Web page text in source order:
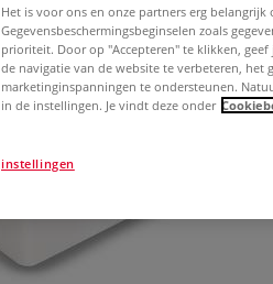
Het is voor ons en onze partners erg
Gegevensbeschermingsbeginselen zoals
prioriteit. Door op "Accepteren" te klikken,
de navigatie van de website te verbeteren, het
marketinginspanningen te ondersteunen.
in de instellingen. Je vindt deze onder
instellingen